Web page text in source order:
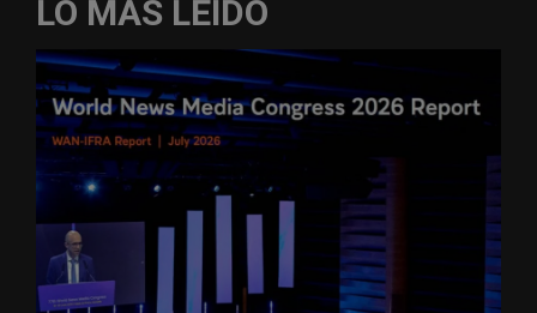
LO MÁS LEÍDO